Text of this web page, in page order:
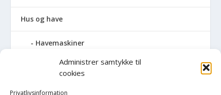
Administrer samtykke til
cookies
Privatlivsinformation
Hus og have
Havemaskiner
Hvidevarer
Køkken